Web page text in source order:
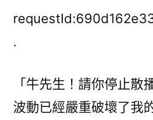
.
「牛先生！請你停止散
波動已經嚴重破壞了我